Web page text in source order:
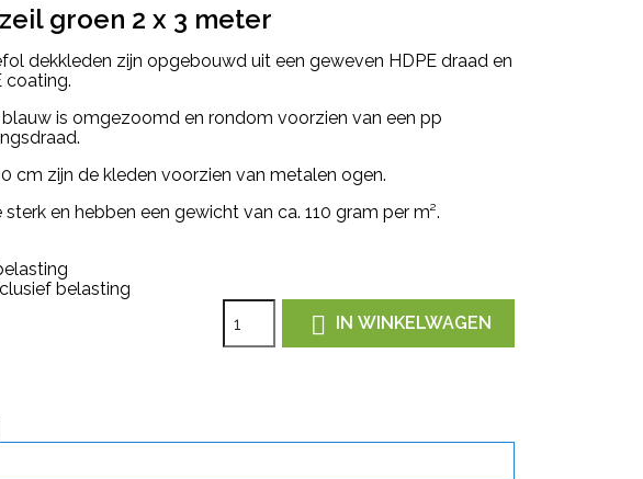
groen 2 x 3 meter
dekkleden zijn opgebouwd uit een geweven HDPE draad en
coating.
is omgezoomd en rondom voorzien van een pp
cm zijn de kleden voorzien van metalen ogen.
en hebben een gewicht van ca. 110 gram per m².
belasting
 IN WINKELWAGEN